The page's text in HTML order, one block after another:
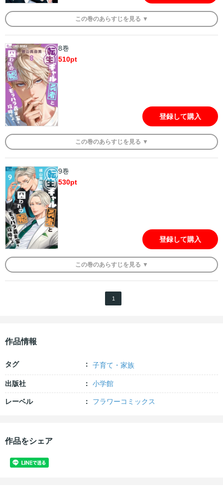
この巻のあらすじを 見る ▼
8巻
510pt
登録して購入
この巻のあらすじを 見る ▼
9巻
530pt
登録して購入
この巻のあらすじを 見る ▼
1
作品情報
タグ 子育て・家族
出版社 小学館
レーベル フラワーコミックス
作品をシェア